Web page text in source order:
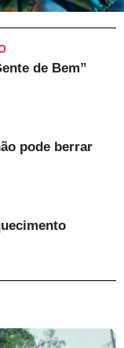
de Bem”
pode berrar